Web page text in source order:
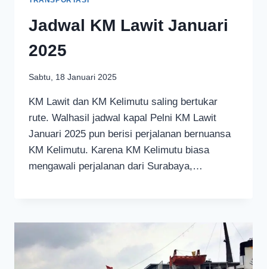
Jadwal KM Lawit Januari
2025
Sabtu, 18 Januari 2025
KM Lawit dan KM Kelimutu saling bertukar
rute. Walhasil jadwal kapal Pelni KM Lawit
Januari 2025 pun berisi perjalanan bernuansa
KM Kelimutu. Karena KM Kelimutu biasa
mengawali perjalanan dari Surabaya,…